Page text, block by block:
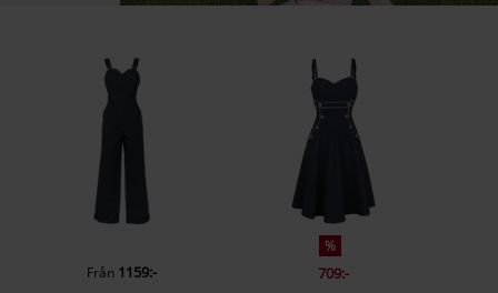
Från 1159:-
%
709:-